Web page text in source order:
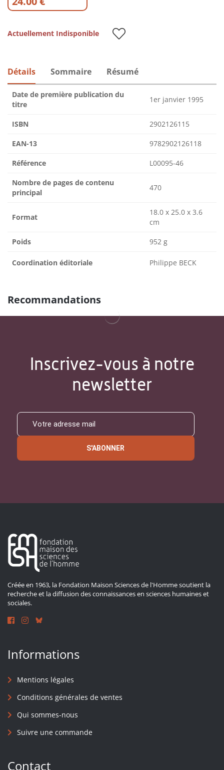
Actuellement Indisponible
Détails Sommaire Résumé
Date de première publication du
titre
1er janvier 1995
ISBN 2902126115
EAN-13 9782902126118
Référence L00095-46
Nombre de pages de contenu
principal
470
Format
18.0 x 25.0 x 3.6
cm
Poids 952 g
Coordination éditoriale Philippe BECK
Recommandations
Inscrivez-vous à notre
newsletter
S'ABONNER
Créée en 1963, la Fondation Maison Sciences de l'Homme soutient la
recherche et la diffusion des connaissances en sciences humaines et
sociales.
Informations
Mentions légales
Conditions générales de ventes
Qui sommes-nous
Suivre une commande
Contact